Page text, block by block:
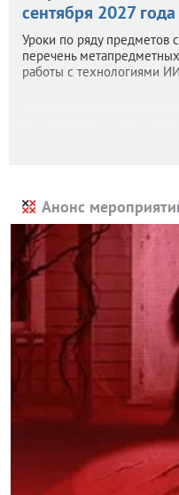
сентября 2027 года
Уроки по ряду предметов
перечень
работы с технологиями
Анонс